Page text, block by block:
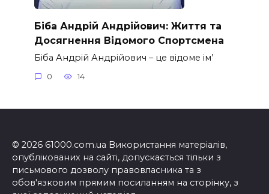
Біба Андрій Андрійович: Життя та
Досягнення Відомого Спортсмена
Біба Андрій Андрійович – це відоме ім’
0 14
© 2026 61000.com.ua Використання матеріалів,
опублікованих на сайті, допускається тільки з
письмового дозволу правовласника та з
обов'язковим прямим посиланням на сторінку, з